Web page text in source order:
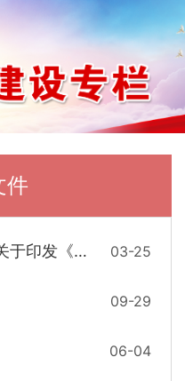
件
展的实施方案》的通知 03-25
09-29
06-04